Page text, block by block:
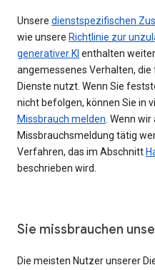
Unsere dienstspezifischen
wie unsere Richtlinie zur
generativer KI enthalten
angemessenes Verhalten,
Dienste nutzt. Wenn Sie
nicht befolgen, können Sie in
Missbrauch melden. Wenn
Missbrauchsmeldung tätig
Verfahren, das im Abschnitt
beschrieben wird.
Sie missbrauchen
Die meisten Nutzer unserer